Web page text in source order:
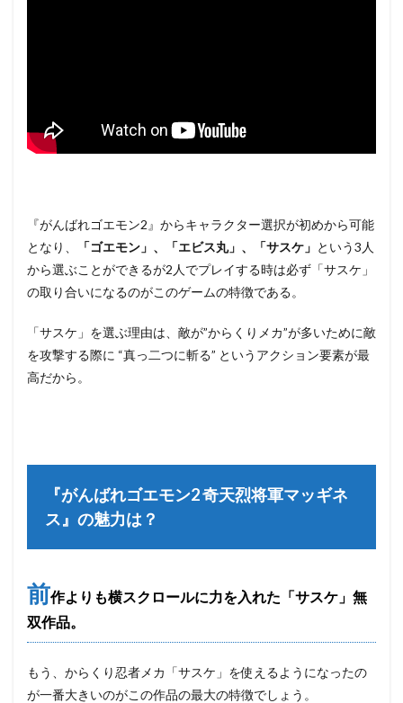
『がんばれゴエモン2』からキャラクター選択が初めから可能
となり、
「ゴエモン」、「エビス丸」、「サスケ」 という3人
から選ぶことができるが2人でプレイする時は必ず「サスケ」
の取り合いになるのがこのゲームの特徴である。
「サスケ」を選ぶ理由は、敵が”からくりメカ”が多いために敵
を攻撃する際に “真っ二つに斬る” というアクション要素が最
高だから。
『がんばれゴエモン2 奇天烈将軍マッギネ
ス』の魅力は？
前作よりも横スクロールに力を入れた「サスケ」無
双作品。
もう、からくり忍者メカ「サスケ」を使えるようになったの
が一番大きいのがこの作品の最大の特徴でしょう。